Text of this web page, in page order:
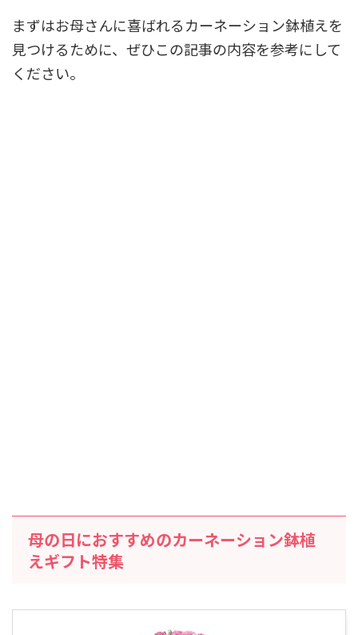
まずはお母さんに喜ばれるカーネーション鉢植えを
見つけるために、ぜひこの記事の内容を参考にして
ください。
母の日におすすめのカーネーション鉢植
えギフト特集